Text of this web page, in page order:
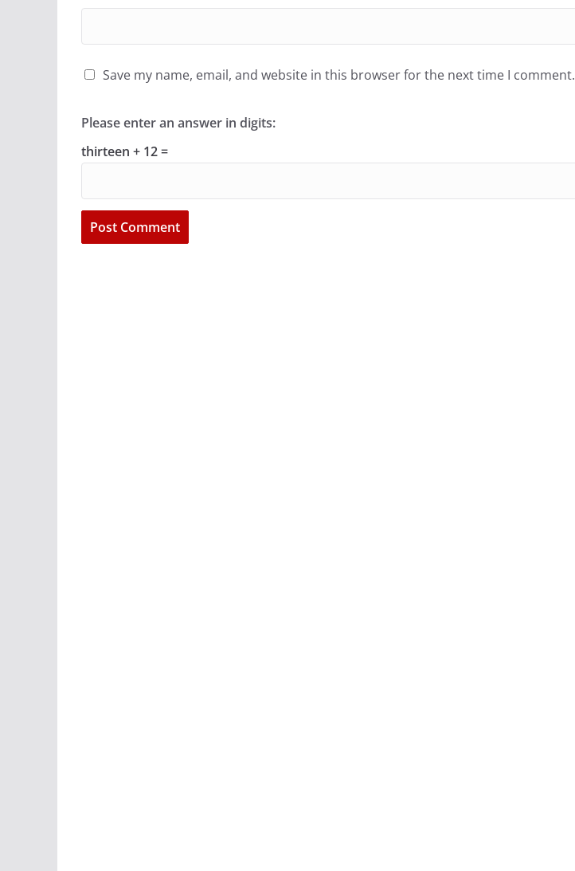
Save my name, email, and website in this browser for the next time I comment.
Please enter an answer in digits:
thirteen + 12 =